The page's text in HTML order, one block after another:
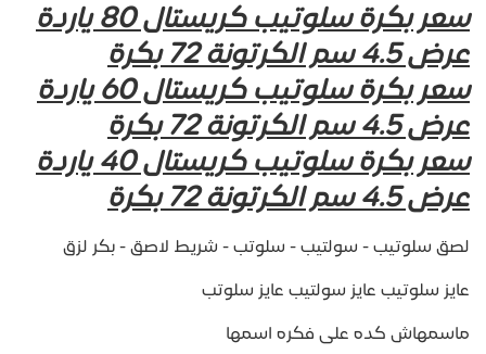
سعر بكرة سلوتيب كريستال 80 ياردة
عرض 4.5 سم الكرتونة 72 بكرة
سعر بكرة سلوتيب كريستال 60 ياردة
عرض 4.5 سم الكرتونة 72 بكرة
سعر بكرة سلوتيب كريستال 40 ياردة
عرض 4.5 سم الكرتونة 72 بكرة
لصق سلوتيب - سولتيب - سلوتب - شريط لاصق - بكر لزق
عايز سلوتيب عايز سولتيب عايز سلوتب
ماسمهاش كده على فكره اسمها